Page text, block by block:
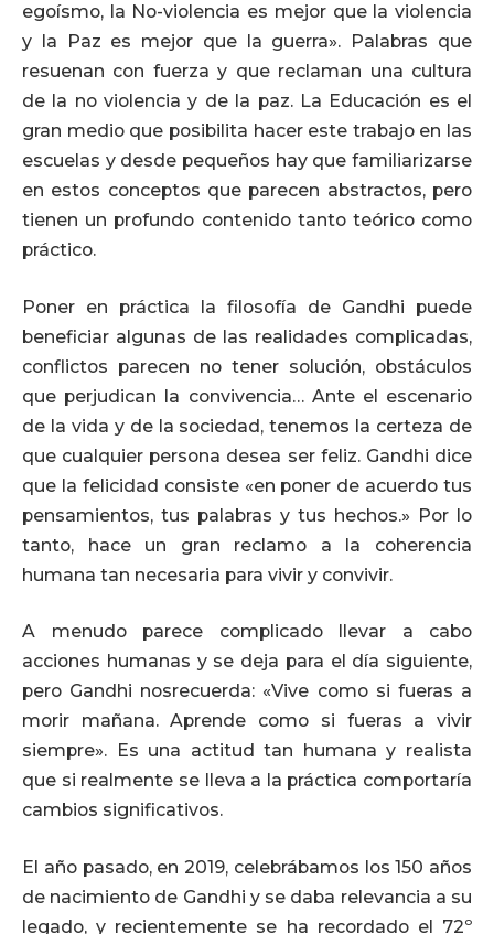
egoísmo, la No-violencia es mejor que la violencia
y la Paz es mejor que la guerra». Palabras que
resuenan con fuerza y que reclaman una cultura
de la no violencia y de la paz. La Educación es el
gran medio que posibilita hacer este trabajo en las
escuelas y desde pequeños hay que familiarizarse
en estos conceptos que parecen abstractos, pero
tienen un profundo contenido tanto teórico como
práctico.
Poner en práctica la filosofía de Gandhi puede
beneficiar algunas de las realidades complicadas,
conflictos parecen no tener solución, obstáculos
que perjudican la convivencia… Ante el escenario
de la vida y de la sociedad, tenemos la certeza de
que cualquier persona desea ser feliz. Gandhi dice
que la felicidad consiste «en poner de acuerdo tus
pensamientos, tus palabras y tus hechos.» Por lo
tanto, hace un gran reclamo a la coherencia
humana tan necesaria para vivir y convivir.
A menudo parece complicado llevar a cabo
acciones humanas y se deja para el día siguiente,
pero Gandhi nosrecuerda: «Vive como si fueras a
morir mañana. Aprende como si fueras a vivir
siempre». Es una actitud tan humana y realista
que si realmente se lleva a la práctica comportaría
cambios significativos.
El año pasado, en 2019, celebrábamos los 150 años
de nacimiento de Gandhi y se daba relevancia a su
legado, y recientemente se ha recordado el 72º